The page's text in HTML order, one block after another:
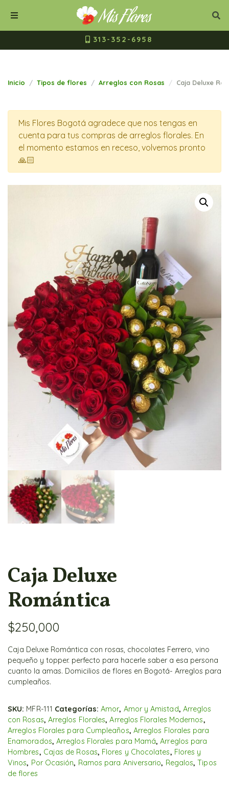
Cerrar
Buscar
313-352-6958
Inicio Tipos de flores Arreglos con Rosas Caja Deluxe
Mis Flores Bogotá agradece que nos tengas en
cuenta para tus compras de arreglos florales. En
el momento estamos en receso, volvemos pronto
🙏🏻
Caja Deluxe
Romántica
$250,000
Caja Deluxe Romántica con rosas, chocolates Ferrero, vino
pequeño y topper. perfecto para hacerle saber a esa persona
cuanto la amas. Domicilios de flores en Bogotá- Arreglos para
cumpleaños.
SKU: MFR-111 Categorías:Amor, Amor y Amistad, Arreglos
con Rosas, Arreglos Florales,Arreglos Florales Modernos,
Arreglos Florales para Cumpleaños, Arreglos Florales para
Enamorados, Arreglos Florales para Mamá,Arreglos para
Hombres, Cajas de Rosas, Flores y Chocolates, Flores y
Vinos, Por Ocasión, Ramos para Aniversario, Regalos,Tipos
de flores